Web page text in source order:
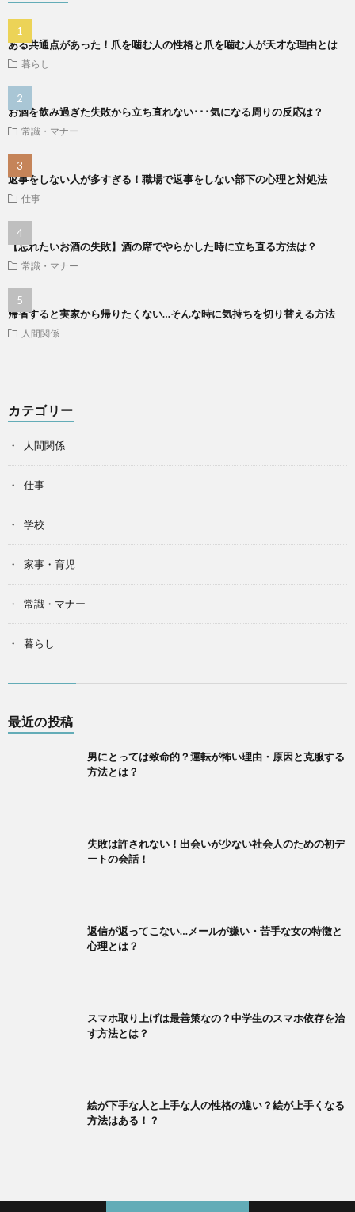
ある共通点があった！爪を噛む人の性格と爪を噛む人が天才な理由とは
暮らし
お酒を飲み過ぎた失敗から立ち直れない･･･気になる周りの反応は？
常識・マナー
返事をしない人が多すぎる！職場で返事をしない部下の心理と対処法
仕事
【忘れたいお酒の失敗】酒の席でやらかした時に立ち直る方法は？
常識・マナー
帰省すると実家から帰りたくない…そんな時に気持ちを切り替える方法
人間関係
カテゴリー
人間関係
仕事
学校
家事・育児
常識・マナー
暮らし
最近の投稿
男にとっては致命的？運転が怖い理由・原因と克服する
方法とは？
失敗は許されない！出会いが少ない社会人のための初デ
ートの会話！
返信が返ってこない…メールが嫌い・苦手な女の特徴と
心理とは？
スマホ取り上げは最善策なの？中学生のスマホ依存を治
す方法とは？
絵が下手な人と上手な人の性格の違い？絵が上手くなる
方法はある！？